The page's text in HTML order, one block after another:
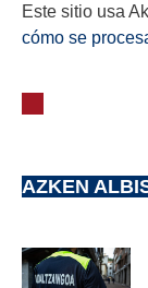
Este sitio usa
cómo se
AZKEN